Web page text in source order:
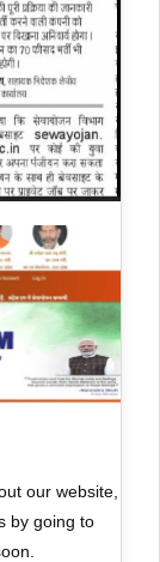
our website,
by going to